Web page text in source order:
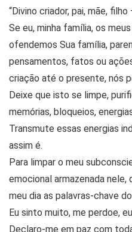
“Divino criador, pai, mãe,
Se eu, minha família, os
ofendemos Sua família,
pensamentos, fatos ou
criação até o presente, nós
Deixe que isto se limpe,
memórias, bloqueios,
Transmute essas energias
assim é.
Para limpar o meu
emocional armazenada
meu dia as palavras-chave
Eu sinto muito, me perdoe,
Declaro-me em paz com